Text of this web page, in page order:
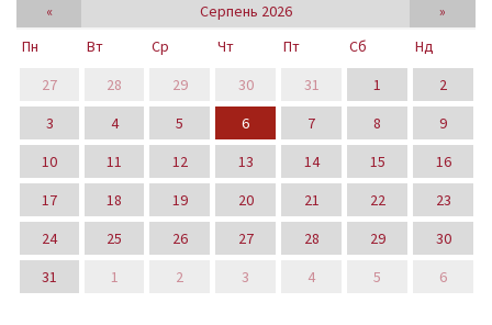
« Серпень 2026
»
Пн
Вт Ср Чт Пт Сб
Нд
27
28 29 30 31 1
2
3
4 5 6 7 8
9
10
11 12 13 14 15
16
17
18 19 20 21 22
23
24
25 26 27 28 29
30
31
1 2 3 4 5 6